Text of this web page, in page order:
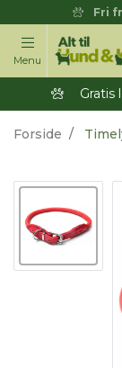
Fri
Menu
Gratis
Forside